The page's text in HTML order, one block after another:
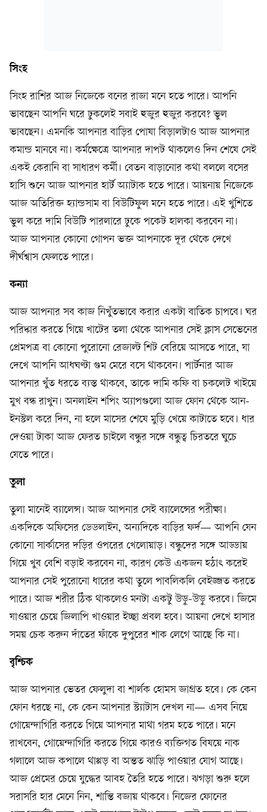
সিংহ
সিংহ রাশির আজ নিজেকে বনের রাজা মনে হতে পারে। আপনি
ভাবছেন আপনি ঘরে ঢুকলেই সবাই হুজুর হুজুর করবে? ভুল
ভাবছেন। এমনকি আপনার বাড়ির পোষা বিড়ালটাও আজ আপনার
কমান্ড মানবে না। কর্মক্ষেত্রে আপনার দাপট থাকলেও দিন শেষে সেই
একই কেরানি বা সাধারণ কর্মী। বেতন বাড়ানোর কথা বললে বসের
হাসি শুনে আজ আপনার হার্ট অ্যাটাক হতে পারে। আয়নায় নিজেকে
আজ অতিরিক্ত হ্যান্ডসাম বা বিউটিফুল মনে হতে পারে। এই খুশিতে
ভুল করে দামি বিউটি পারলারে ঢুকে পকেট হালকা করবেন না।
আজ আপনার কোনো গোপন ভক্ত আপনাকে দূর থেকে দেখে
দীর্ঘশ্বাস ফেলতে পারে।
কন্যা
আজ আপনার সব কাজ নিখুঁতভাবে করার একটা বাতিক চাপবে। ঘর
পরিষ্কার করতে গিয়ে খাটের তলা থেকে আপনার সেই ক্লাস সেভেনের
প্রেমপত্র বা কোনো পুরোনো রেজাল্ট শিট বেরিয়ে আসতে পারে, যা
দেখে আপনি আধঘণ্টা গুম মেরে বসে থাকবেন। পার্টনার আজ
আপনার খুঁত ধরতে ব্যস্ত থাকবে, তাকে দামি কফি বা চকলেট খাইয়ে
মুখ বন্ধ রাখুন। অনলাইন শপিং অ্যাপগুলো আজ ফোন থেকে আন-
ইনস্টল করে দিন, না হলে মাসের শেষে মুড়ি খেয়ে কাটাতে হবে। ধার
দেওয়া টাকা আজ ফেরত চাইলে বন্ধুর সঙ্গে বন্ধুত্ব চিরতরে ঘুচে
যেতে পারে।
তুলা
তুলা মানেই ব্যালেন্স। আজ আপনার সেই ব্যালেন্সের পরীক্ষা।
একদিকে অফিসের ডেডলাইন, অন্যদিকে বাড়ির ফর্দ— আপনি যেন
কোনো সার্কাসের দড়ির ওপরের খেলোয়াড়। বন্ধুদের সঙ্গে আড্ডায়
গিয়ে খুব বেশি বড়াই করবেন না, কারণ কেউ একজন হঠাৎ করেই
আপনার সেই পুরোনো ধারের কথা তুলে পাবলিকলি বেইজ্জত করতে
পারে। আজ শরীর ঠিক থাকলেও মনটা একটু উড়ু-উড়ু করবে। জিমে
যাওয়ার চেয়ে জিলাপি খাওয়ার ইচ্ছা প্রবল হবে। আয়না দেখে হাসার
সময় চেক করুন দাঁতের ফাঁকে দুপুরের শাক লেগে আছে কি না।
বৃশ্চিক
আজ আপনার ভেতর ফেলুদা বা শার্লক হোমস জাগ্রত হবে। কে কেন
ফোন ধরছে না, কে কেন আপনার স্ট্যাটাস দেখল না— এসব নিয়ে
গোয়েন্দাগিরি করতে গিয়ে আপনার মাথা গরম হতে পারে। মনে
রাখবেন, গোয়েন্দাগিরি করতে গিয়ে কারও ব্যক্তিগত বিষয়ে নাক
গলালে আজ কপালে থাপ্পড় বা অন্তত ঝাড়ি পাওয়ার যোগ আছে।
আজ প্রেমের চেয়ে যুদ্ধের আবহ তৈরি হতে পারে। ঝগড়া শুরু হলে
সরাসরি হার মেনে নিন, শান্তি বজায় থাকবে। নিজের ফোনের